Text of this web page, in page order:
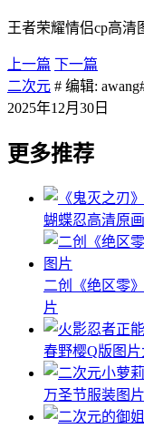
王者荣耀情侣cp高清
上一篇 下一篇
二次元 # 编辑:
2025年12月30日
更多推荐
蝴蝶忍高清原
二创《绝区零
片
春野樱Q版图
万圣节服装图片